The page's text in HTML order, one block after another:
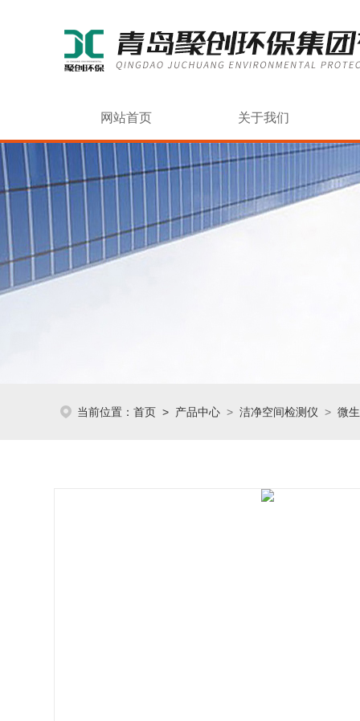
网站首页 关于我们
当前位置： 首页 > 产品中心 > 洁净空间检测仪 > 微